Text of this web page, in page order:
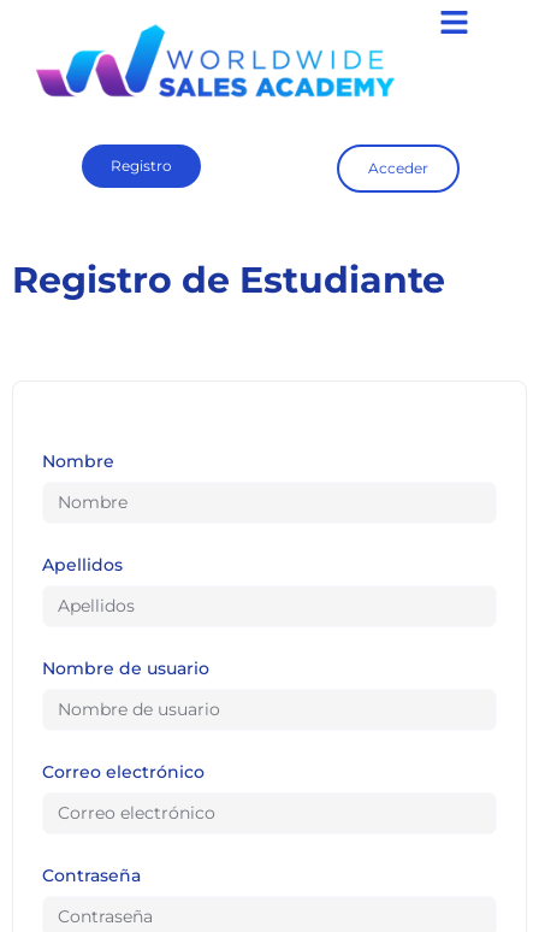
Registro Acceder
Registro de Estudiante
Nombre
Apellidos
Nombre de usuario
Correo electrónico
Contraseña